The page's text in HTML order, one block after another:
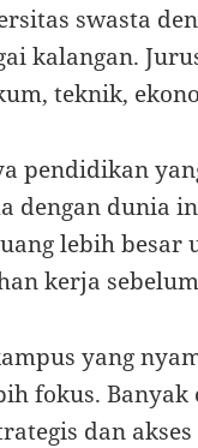
swasta
kalangan.
teknik,
pendidikan
dengan dunia
lebih besar
kerja
yang
fokus.
dan